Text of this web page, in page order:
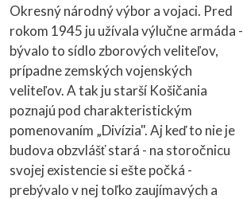
Okresný národný výbor a vojaci. Pred
rokom 1945 ju užívala výlučne armáda -
bývalo to sídlo zborových veliteľov,
prípadne zemských vojenských
veliteľov. A tak ju starší Košičania
poznajú pod charakteristickým
pomenovaním „Divízia". Aj keď to nie je
budova obzvlášť stará - na storočnicu
svojej existencie si ešte počká -
prebývalo v nej toľko zaujímavých a